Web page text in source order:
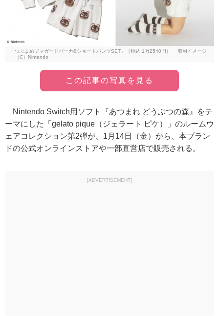
「つぶまめジャガードパーカ&ショートパンツSET」（税込 1万2540円） 着用イメージ
（C）Nintendo
この記事の写真を見る
Nintendo Switch用ソフト『あつまれ どうぶつの森』をテ
ーマにした「gelato pique（ジェラート ピケ）」のルームウ
ェアコレクション第2弾が、1月14日（金）から、本ブラン
ドの公式オンラインストアや一部直営店で販売される。
[ADVERTISEMENT]